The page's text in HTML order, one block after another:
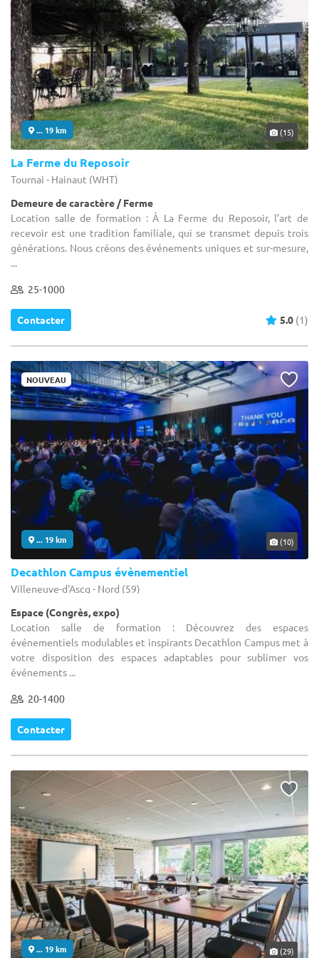
... 19 km (15)
La Ferme du Reposoir
Tournai - Hainaut (WHT)
Demeure de caractère / Ferme
Location salle de formation : À La Ferme du Reposoir, l’art de
recevoir est une tradition familiale, qui se transmet depuis trois
générations. Nous créons des événements uniques et sur-mesure,
...
25-1000
Contacter 5.0 (1)
NOUVEAU
... 19 km (10)
Decathlon Campus évènementiel
Villeneuve-d'Ascq - Nord (59)
Espace (Congrès, expo)
Location salle de formation : Découvrez des espaces
événementiels modulables et inspirants Decathlon Campus met à
votre disposition des espaces adaptables pour sublimer vos
événements ...
20-1400
Contacter
... 19 km (29)